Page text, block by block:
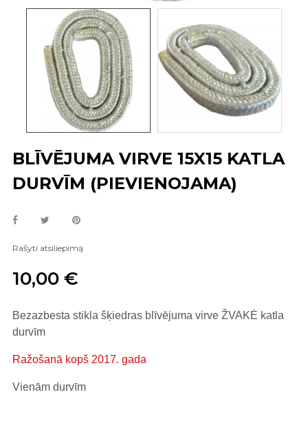
BLĪVĒJUMA VIRVE 15X15 KATLA
DURVĪM (PIEVIENOJAMA)
Rašyti atsiliepimą
10,00 €
Bezazbesta stikla šķiedras blīvējuma virve ŽVAKĖ katla
durvīm
Ražošanā kopš 2017. gada
Vienām durvīm